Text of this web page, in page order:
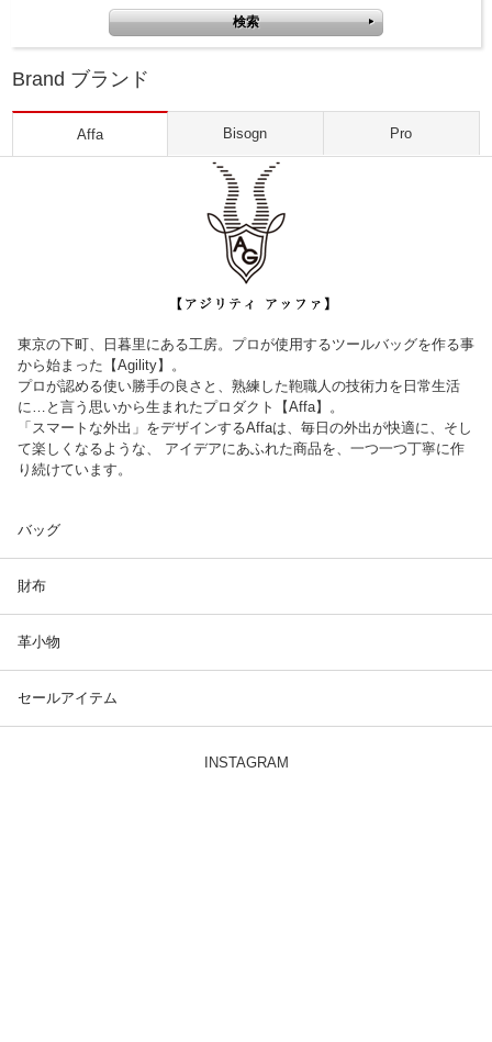
Brand ブランド
Affa Bisogn Pro
東京の下町、日暮里にある工房。プロが使用するツールバッグを作る事
から始まった【Agility】。
プロが認める使い勝手の良さと、熟練した鞄職人の技術力を日常生活
に…と言う思いから生まれたプロダクト【Affa】。
「スマートな外出」をデザインするAffaは、毎日の外出が快適に、そし
て楽しくなるような、 アイデアにあふれた商品を、一つ一つ丁寧に作
り続けています。
バッグ
財布
革小物
セールアイテム
INSTAGRAM